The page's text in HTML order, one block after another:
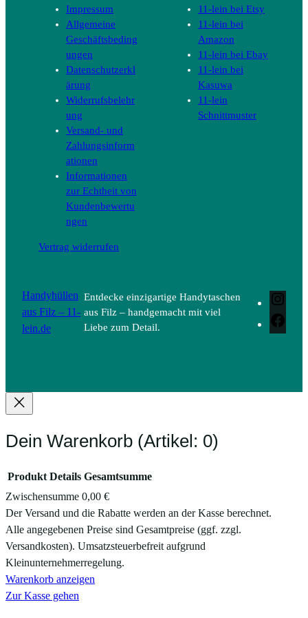
Impressum
Allgemeine
Geschäftsbeding
ungen
Datenschutzerkl
ärung
Widerrufsbelehr
ung
Versand- und
Zahlungsinform
ationen
Informationen
zur Echtheit von
Kundenbewertu
ngen
Vertrag widerrufen
11-lein bei Etsy
11-lein bei
Amazon
11-lein bei Ebay
11-lein bei
Kasuwa
11-lein
Schnittmuster
Handyhüllen
aus Filz – 11-
lein.de
Entdecke einzigartige Handytaschen
aus Filz – handgemacht mit viel
Liebe zum Detail.
Dein Warenkorb (Artikel: 0)
Produkte
im
Warenkorb
Produkt Details Gesamtsumme
Zwischensumme 0,00 €
Der Versand und die Rabatte werden an der Kasse berechnet.
Alle angegebenen Preise sind Gesamtpreise (ggf. zzgl.
Versandkosten). Umsatzsteuerbefreit aufgrund
Kleinunternehmerregelung.
Warenkorb anzeigen
Zur Kasse gehen